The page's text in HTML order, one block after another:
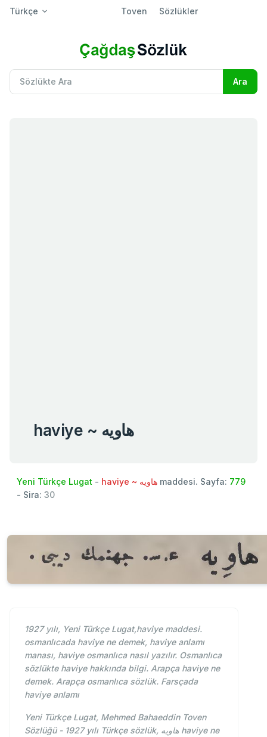
Türkçe Toven Sözlükler
haviye ~ هاویه
Yeni Türkçe Lugat - haviye ~ هاویه maddesi. Sayfa: 779
- Sira: 30
1927 yılı, Yeni Türkçe Lugat,haviye maddesi.
osmanlıcada haviye ne demek, haviye anlamı
manası, haviye osmanlıca nasıl yazılır. Osmanlıca
sözlükte haviye hakkında bilgi. Arapça haviye ne
demek. Arapça osmanlıca sözlük. Farsçada
haviye anlamı
Yeni Türkçe Lugat, Mehmed Bahaeddin Toven
Sözlüğü - 1927 yılı Türkçe sözlük, هاویه haviye ne